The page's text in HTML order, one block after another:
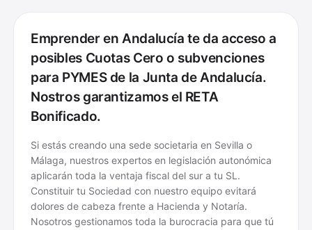
Emprender en Andalucía te da acceso a
posibles Cuotas Cero o subvenciones
para PYMES de la Junta de Andalucía.
Nostros garantizamos el RETA
Bonificado.
Si estás creando una sede societaria en Sevilla o
Málaga, nuestros expertos en legislación autonómica
aplicarán toda la ventaja fiscal del sur a tu SL.
Constituir tu Sociedad con nuestro equipo evitará
dolores de cabeza frente a Hacienda y Notaría.
Nosotros gestionamos toda la burocracia para que tú